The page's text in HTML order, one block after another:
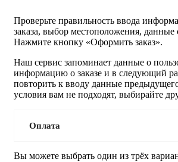
Проверьте правильность ввода
заказа, выбор местоположения, данные
Нажмите кнопку «Оформить заказ».
Наш сервис запоминает данные о
информацию о заказе и в следующий
повторить к вводу данные
условия вам не подходят, выбирайте
Оплата
Вы можете выбрать один из трёх